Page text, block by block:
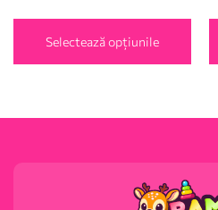
Selectează opțiunile